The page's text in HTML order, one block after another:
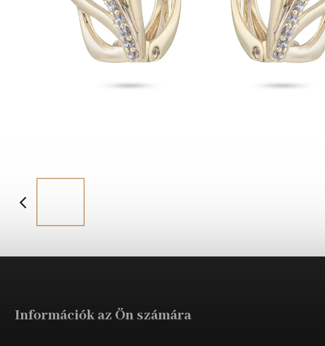
Információk az Ön számára